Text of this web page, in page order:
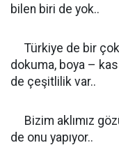
bilen biri de yok..
Türkiye de bir
dokuma, boya –
de çeşitlilik var..
Bizim aklımız
de onu yapıyor..